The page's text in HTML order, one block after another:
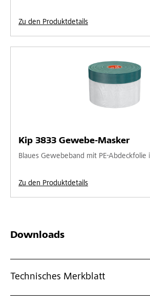
Zu den Produktdetails
Kip 3833 Gewebe-Masker
Blaues Gewebeband mit PE-Abdeckfolie
Zu den Produktdetails
Downloads
Technisches Merkblatt